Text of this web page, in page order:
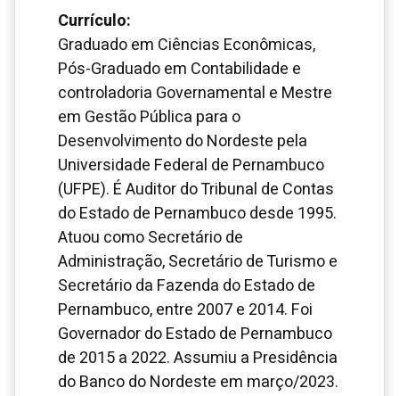
Currículo:
Graduado em Ciências Econômicas,
Pós-Graduado em Contabilidade e
controladoria Governamental e Mestre
em Gestão Pública para o
Desenvolvimento do Nordeste pela
Universidade Federal de Pernambuco
(UFPE). É Auditor do Tribunal de Contas
do Estado de Pernambuco desde 1995.
Atuou como Secretário de
Administração, Secretário de Turismo e
Secretário da Fazenda do Estado de
Pernambuco, entre 2007 e 2014. Foi
Governador do Estado de Pernambuco
de 2015 a 2022. Assumiu a Presidência
do Banco do Nordeste em março/2023.